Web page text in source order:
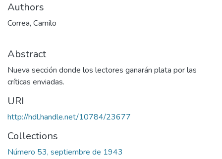
Authors
Correa, Camilo
Abstract
Nueva sección donde los lectores ganarán plata por las
críticas enviadas.
URI
http://hdl.handle.net/10784/23677
Collections
Número 53, septiembre de 1943